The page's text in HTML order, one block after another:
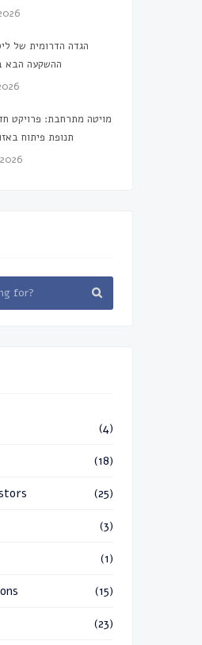
הגדה הדרומית של
ההשקעה הבא
מויטה מתרחבת: פרויקט
תנופת פיתוח
(4)
(18)
(25)
(3)
(1)
(15)
(23)